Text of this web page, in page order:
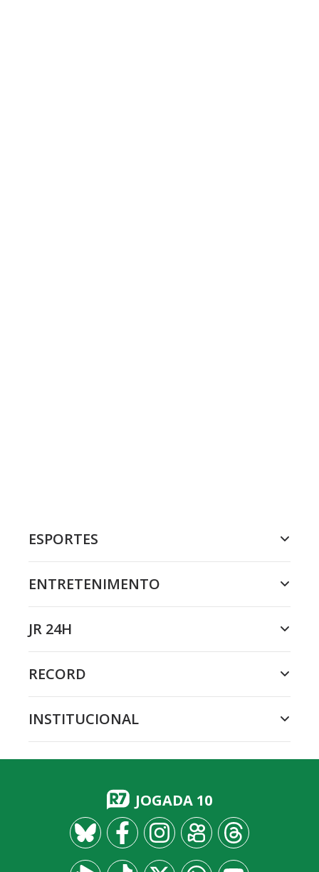
ESPORTES
ENTRETENIMENTO
JR 24H
RECORD
INSTITUCIONAL
JOGADA 10